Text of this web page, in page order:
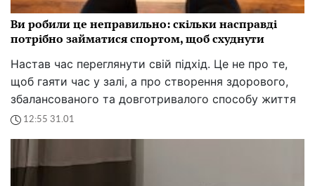
Ви робили це неправильно: скільки насправді
потрібно займатися спортом, щоб схуднути
Настав час переглянути свій підхід. Це не про те,
щоб гаяти час у залі, а про створення здорового,
збалансованого та довготривалого способу життя
12:55 31.01